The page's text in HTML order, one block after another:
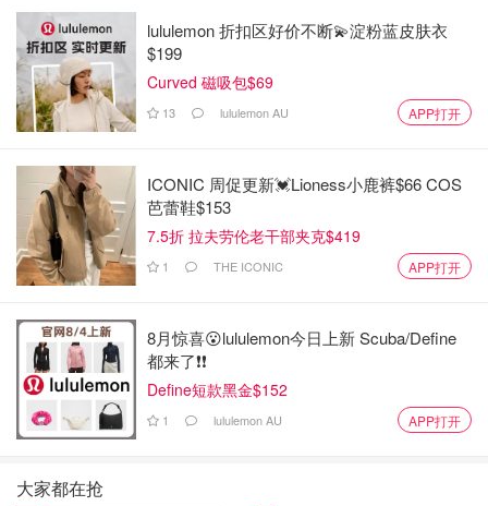
阿胶泡48 小时后就可以开熬了.
首先，先开中小火熬30分钟这时阿胶完全融化了再倒入黄冰
糖熬，期间不断抄底搅拌大概熬一个半到1:40 分钟后阿胶
会出现挂旗状态，最后装中小火，就可以加入材料了，先放
莓、黑芝麻一起倒入搅拌关火！可以装盘了.
要注意加入配料的顺序，黑芝麻一放进去就可以装盘了.
记住装盘时，盘子铺一个烘培纸，准备两张烘培纸一个是底
部用，一个盖在阿胶糕上面. 这样拖膜也会好拖.
装盘过程中阿胶很粘手，出锅要快手尽量在5分钟内装好定
型盘中后用烘培纸铺在上面在用压板压平阿胶糕.
lululemon 折扣区好价不断💫淀粉蓝皮肤衣
$199
Curved 磁吸包$69
13 lululemon AU APP打开
ICONIC 周促更新💓Lioness小鹿裤$66 COS
芭蕾鞋$153
7.5折 拉夫劳伦老干部夹克$419
1 THE ICONIC APP打开
8月惊喜😮lululemon今日上新 Scuba/Define
都来了❗️❗️
Define短款黑金$152
1 lululemon AU APP打开
大家都在抢